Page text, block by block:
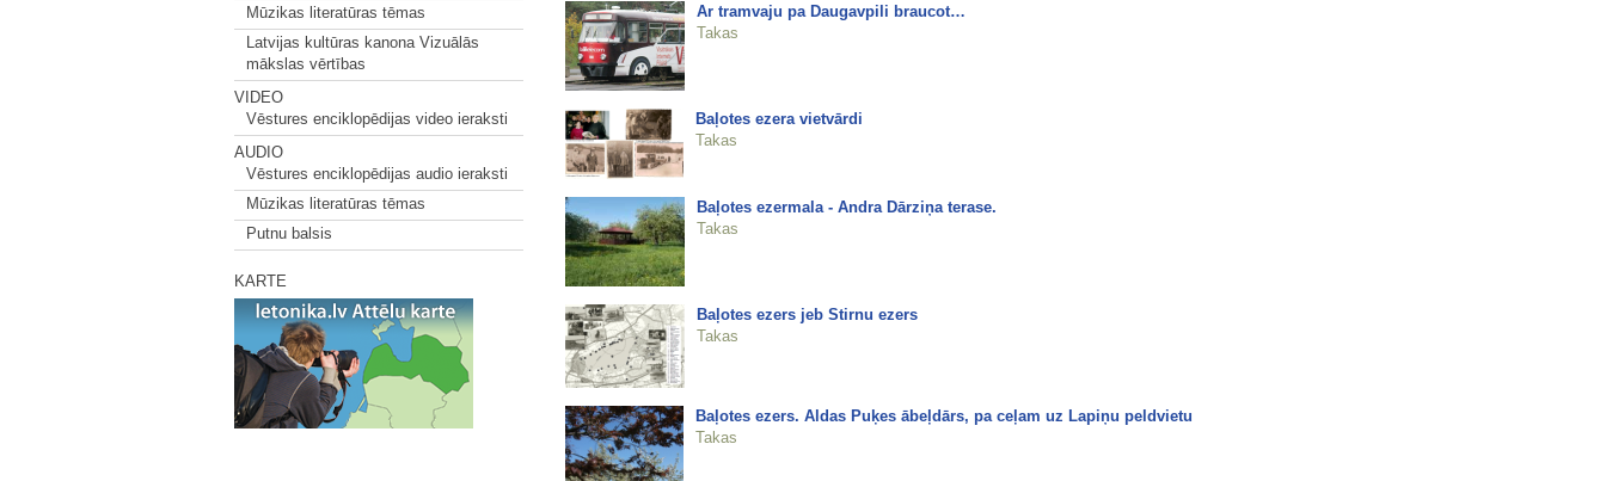
Mūzikas literatūras tēmas
Latvijas kultūras kanona Vizuālās
mākslas vērtības
VIDEO
Vēstures enciklopēdijas video ieraksti
AUDIO
Vēstures enciklopēdijas audio ieraksti
Mūzikas literatūras tēmas
Putnu balsis
KARTE
Ar tramvaju pa Daugavpili braucot…
Takas
Baļotes ezera vietvārdi
Takas
Baļotes ezermala - Andra Dārziņa terase.
Takas
Baļotes ezers jeb Stirnu ezers
Takas
Baļotes ezers. Aldas Puķes ābeļdārs, pa ceļam uz Lapiņu peldvietu
Takas